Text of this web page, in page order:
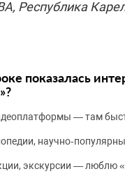
Республика
показалась
— там
экскурсии — люблю